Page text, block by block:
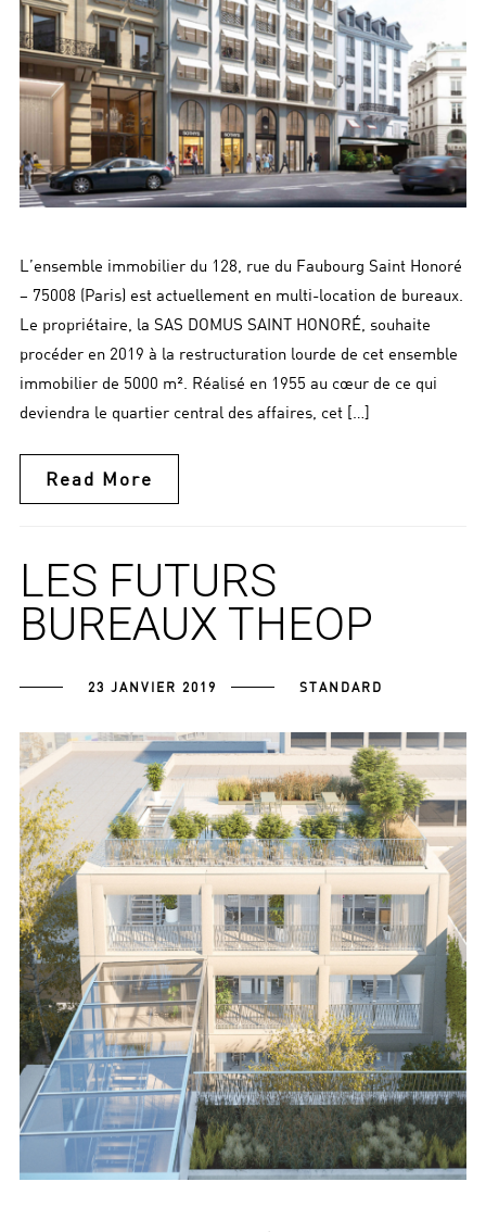
L’ensemble immobilier du 128, rue du Faubourg Saint Honoré
– 75008 (Paris) est actuellement en multi-location de bureaux.
Le propriétaire, la SAS DOMUS SAINT HONORÉ, souhaite
procéder en 2019 à la restructuration lourde de cet ensemble
immobilier de 5000 m². Réalisé en 1955 au cœur de ce qui
deviendra le quartier central des affaires, cet […]
Read More
LES FUTURS
BUREAUX THEOP
23 JANVIER 2019 STANDARD